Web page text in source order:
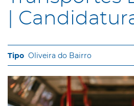
|
Oliveira do Bairro